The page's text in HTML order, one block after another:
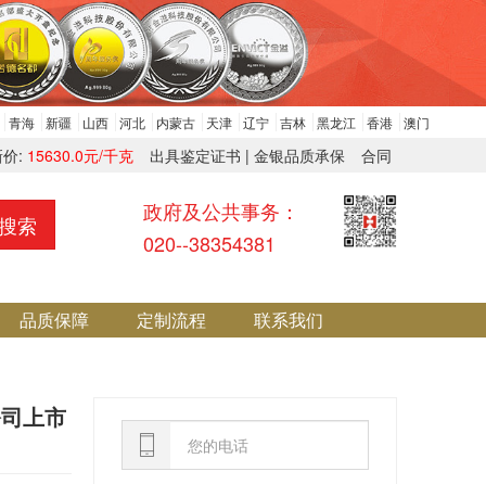
青海 新疆 山西 河北 内蒙古 天津 辽宁 吉林 黑龙江 香港 澳门
合同
出具鉴定证书 | 金银品质承保
: 15630.0元/千克
索
政府及公共事务：
020--38354381
品质保障 定制流程 联系我们
上市